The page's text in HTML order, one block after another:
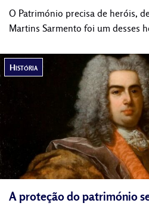
O Património precisa de heróis,
Martins Sarmento foi um desses
A proteção do património
História